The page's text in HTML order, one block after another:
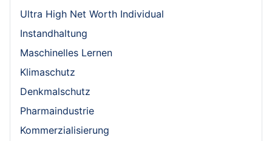
Ultra High Net Worth Individual
Instandhaltung
Maschinelles Lernen
Klimaschutz
Denkmalschutz
Pharmaindustrie
Kommerzialisierung